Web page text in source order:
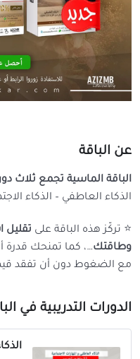
عن الباقة
الباقة الماسية تجمع ثلاث
الذكاء العاطفي – الذكاء
⭐️ تركّز هذه الباقة على تقليل
وطاقتك…، كما تمنحك قدرة
مع الضغوط دون أن تفقد
الدورات التدريبية في